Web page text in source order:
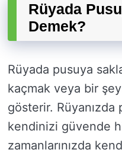
Rüyada
Demek?
Rüyada pusuya
kaçmak veya bir
gösterir. Rüyanızda
kendinizi güvende
zamanlarınızda